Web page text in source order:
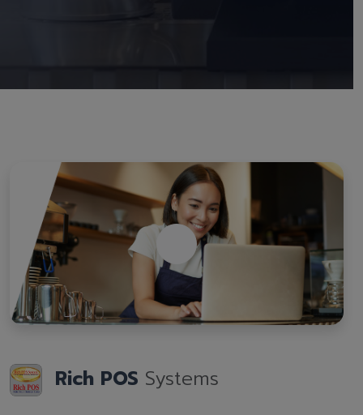
Rich POS Systems